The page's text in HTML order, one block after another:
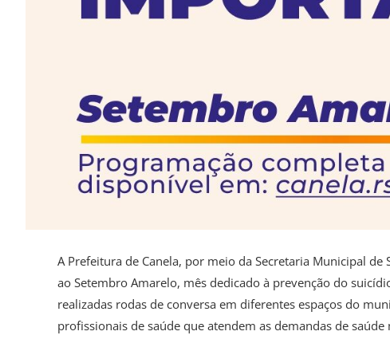
A Prefeitura de Canela, por meio da Secretaria Municipal
ao Setembro Amarelo, mês dedicado à prevenção do
realizadas rodas de conversa em diferentes espaços do
profissionais de saúde que atendem as demandas de saúde